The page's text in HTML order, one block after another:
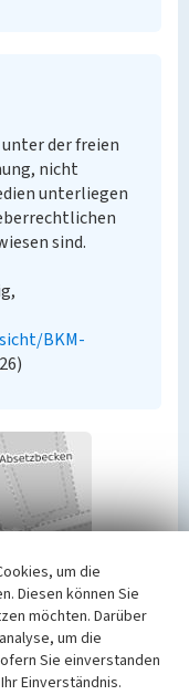
der freien
nicht
unterliegen
sind.
BKM-
um die
Diesen können Sie
möchten. Darüber
um die
Sie einverstanden
Einverständnis.